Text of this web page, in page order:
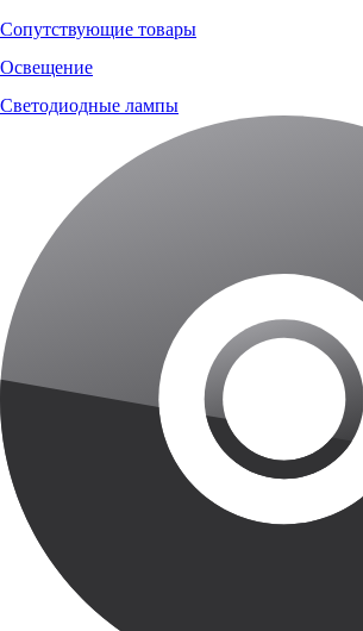
Сопутствующие товары
Освещение
Светодиодные лампы